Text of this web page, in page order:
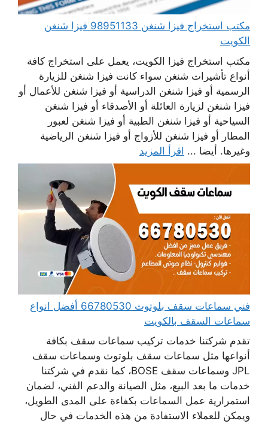
مكتب استخراج فيزا شنغن 98951133 فيزا شنغن
الكويت
مكتب استخراج فيزا الكويت، يعمل على استخراج كافة
أنواع تأشيرات شنغن سواء كانت فيزا شنغن للزيارة
الرسمية أو فيزا شنغن الدراسية أو فيزا شنغن للأعمال أو
فيزا شنغن لزيارة العائلة أو الأصدقاء أو فيزا شنغن
السياحية أو فيزا شنغن الطبية أو فيزا شنغن لعبور
المطار أو فيزا شنغن للأزواج أو فيزا شنغن الرياضية
وغيرها. أيضا ... اقرأ المزيد
فني سماعات سقف بلوتوث 66780530 أفضل انواع
سماعات السقف بالكويت
تقدم شركتنا خدمات تركيب سماعات سقف بكافة
أنواعها مثل سماعات سقف بلوتوث وسماعات سقف
JPL وسماعات سقف BOSE، كما نقدم في شركتنا
خدمات ما بعد البيع، مثل الصيانة والدعم الفني، لضمان
استمرارية عمل السماعات بكفاءة على المدى الطويل،
ويمكن للعملاء الاستفادة من هذه الخدمات في حال